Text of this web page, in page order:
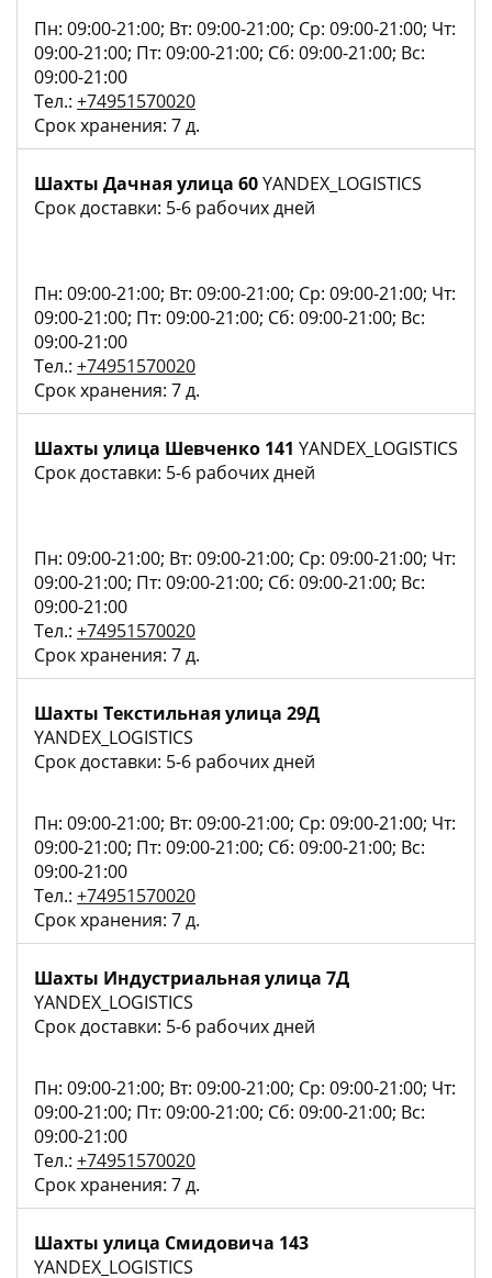
Пн: 09:00-21:00; Вт: 09:00-21:00; Ср: 09:00-21:00; Чт:
09:00-21:00; Пт: 09:00-21:00; Сб: 09:00-21:00; Вс:
09:00-21:00
Тел.: +74951570020
Срок хранения: 7 д.
Шахты Дачная улица 60YANDEX_LOGISTICS
Срок доставки: 5-6 рабочих дней
Пн: 09:00-21:00; Вт: 09:00-21:00; Ср: 09:00-21:00; Чт:
09:00-21:00; Пт: 09:00-21:00; Сб: 09:00-21:00; Вс:
09:00-21:00
Тел.: +74951570020
Срок хранения: 7 д.
Шахты улица Шевченко 141 YANDEX_LOGISTICS
Срок доставки: 5-6 рабочих дней
Пн: 09:00-21:00; Вт: 09:00-21:00; Ср: 09:00-21:00; Чт:
09:00-21:00; Пт: 09:00-21:00; Сб: 09:00-21:00; Вс:
09:00-21:00
Тел.: +74951570020
Срок хранения: 7 д.
Шахты Текстильная улица 29Д
YANDEX_LOGISTICS
Срок доставки: 5-6 рабочих дней
Пн: 09:00-21:00; Вт: 09:00-21:00; Ср: 09:00-21:00; Чт:
09:00-21:00; Пт: 09:00-21:00; Сб: 09:00-21:00; Вс:
09:00-21:00
Тел.: +74951570020
Срок хранения: 7 д.
Шахты Индустриальная улица 7Д
YANDEX_LOGISTICS
Срок доставки: 5-6 рабочих дней
Пн: 09:00-21:00; Вт: 09:00-21:00; Ср: 09:00-21:00; Чт:
09:00-21:00; Пт: 09:00-21:00; Сб: 09:00-21:00; Вс:
09:00-21:00
Тел.: +74951570020
Срок хранения: 7 д.
Шахты улица Смидовича 143
YANDEX_LOGISTICS